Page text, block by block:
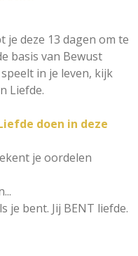
je deze 13 dagen om te
basis van Bewust
in je leven, kijk
Liefde.
doen in deze
je oordelen
je bent. Jij BENT liefde.